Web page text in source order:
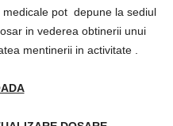
pot depune la sediul
in vederea obtinerii unui
mentinerii in activitate .